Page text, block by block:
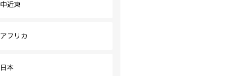
中近東
アフリカ
日本